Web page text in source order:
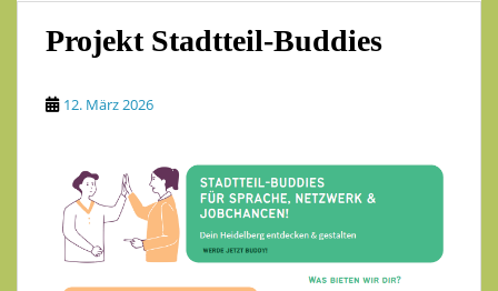
Projekt Stadtteil-Buddies
12. März 2026